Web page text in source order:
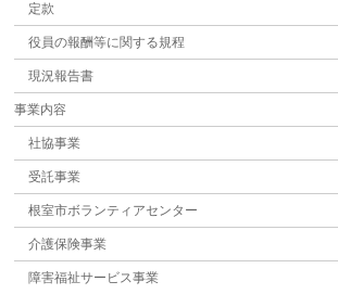
定款
役員の報酬等に関する規程
現況報告書
事業内容
社協事業
受託事業
根室市ボランティアセンター
介護保険事業
障害福祉サービス事業